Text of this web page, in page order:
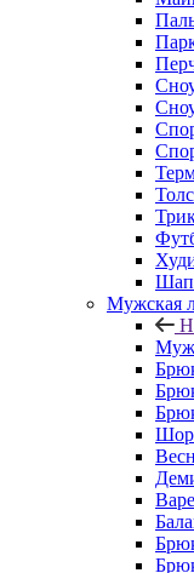
Мужская